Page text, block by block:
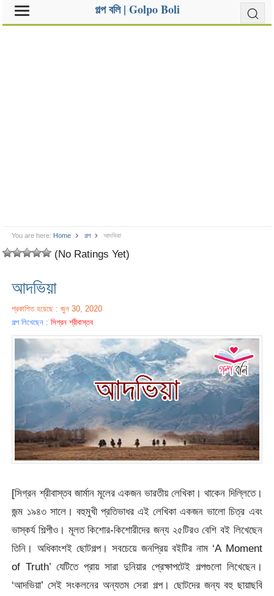
গল্প বলি | Golpo Boli
You are here: Home গল্প আদভিয়া
(No Ratings Yet)
আদভিয়া
প্রকাশিত হয়েছে : জুন 30, 2020
গল্প লিখেছেন :সিগ্রন শ্রীবাস্তব
[সিগ্রন শ্রীবাস্তব জার্মান মূলের একজন ভারতীয় লেখিকা। থাকেন দিল্লিতে।
জন্ম ১৯৪৩ সালে। বহুমুখী প্রতিভাধর এই লেখিকা একজন ভালো চিত্র এবং
ভাস্কর্য শিল্পীও। মূলত কিশোর-কিশোরীদের জন্য ২৫টিরও বেশি বই লিখেছেন
তিনি। অধিকাংশই ছোটগল্প। সবচেয়ে জনপ্রিয় বইটির নাম ‘A Moment
of Truth’ যেটিতে প্রায় সারা দুনিয়ার প্রেক্ষাপটেই গল্পগুলো লিখেছেন।
‘আদভিয়া’ সেই সংকলনের অন্যতম সেরা গল্প। ছোটদের জন্য বহু ছায়াছবি